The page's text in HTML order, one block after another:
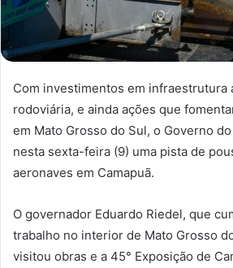
Com investimentos em infraestrutura
rodoviária, e ainda ações que
em Mato Grosso do Sul, o Governo
nesta sexta-feira (9) uma pista de
aeronaves em Camapuã.
O governador Eduardo Riedel, que
trabalho no interior de Mato Grosso
visitou obras e a 45° Exposição de